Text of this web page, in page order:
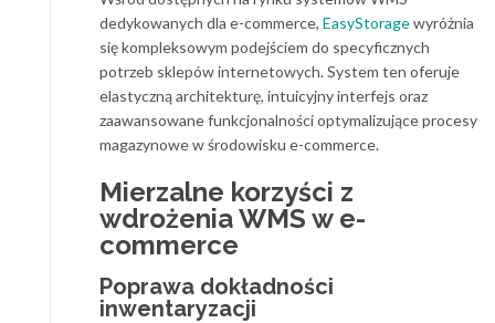
dedykowanych dla e-commerce, EasyStoragewyróżnia
się kompleksowym podejściem do specyficznych
potrzeb sklepów internetowych. System ten oferuje
elastyczną architekturę, intuicyjny interfejs oraz
zaawansowane funkcjonalności optymalizujące procesy
magazynowe w środowisku e-commerce.
Mierzalne korzyści z
wdrożenia WMS w e-
commerce
Poprawa dokładności
inwentaryzacji